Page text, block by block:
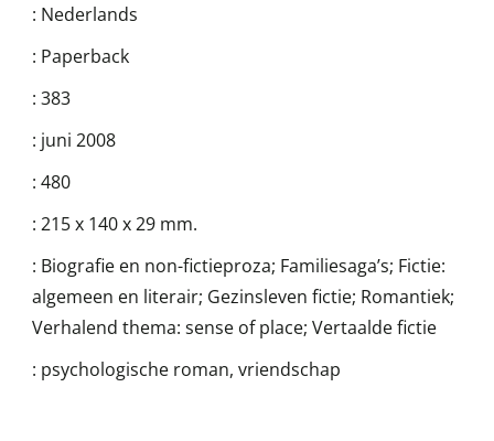
: Nederlands
: Paperback
: 383
: juni 2008
: 480
: 215 x 140 x 29 mm.
: Biografie en non-fictieproza; Familiesaga’s; Fictie:
algemeen en literair; Gezinsleven fictie; Romantiek;
Verhalend thema: sense of place; Vertaalde fictie
: psychologische roman, vriendschap